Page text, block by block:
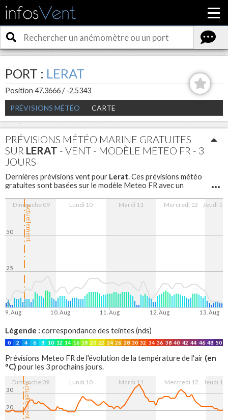
PORT : LERAT
Position 47.3666 / -2.5343
PRÉVISIONS MÉTÉO
CARTE
PRÉVISIONS MÉTÉO MARINE GRATUITES
SUR LERAT - VENT - MODÈLE METEO FR - 3
JOURS
Dernières prévisions vent pour Lerat. Ces prévisions météo
gratuites sont basées sur le modèle Meteo FR avec un
avec un pas d'une heure.
Actuellement
Dimanche 09 Lundi 10 Mardi 11 Mercredi 12 Jeudi 13
9. Aug 10. Aug 11. Aug 12. Aug 13. Aug
0
25
50
Légende : correspondance des teintes (nds)
0 2 4 6 8 10 12 14 16 18 20 22 24 26 28 30 32 34 36 38 40 42 44 46 48 50
Prévisions Meteo FR de l'évolution de la température de l'air (en
°C) pour les 3 prochains jours.
Actuellement
Dimanche 09 Lundi 10 Mardi 11 Mercredi 12 Jeudi 13
20
30